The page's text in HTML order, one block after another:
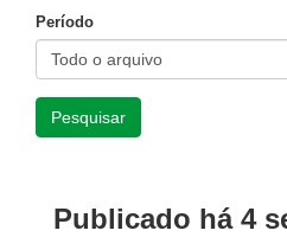
Período
Pesquisar
Publicado há 4